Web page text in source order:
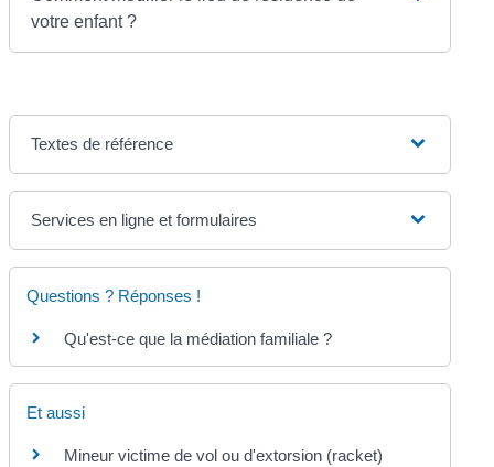
votre enfant ?
Textes de référence
Services en ligne et formulaires
Questions ? Réponses !
Qu'est-ce que la médiation familiale ?
Et aussi
Mineur victime de vol ou d'extorsion (racket)